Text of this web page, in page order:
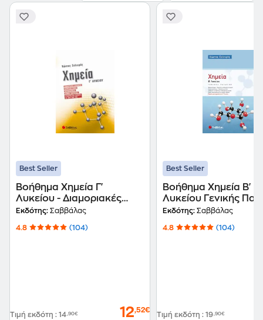
Best Seller
Βοήθημα Χημεία Γ'
Λυκείου - Διαμοριακές
δυνάμεις, Ωσμωτική πίεση,
ταχύτητας
Εκδότης: Σαββάλας
4.8 (104)
Τιμή εκδότη : 14,90€ 12,52€
Best Seller
Βοήθημα Χημεία Β'
Λυκείου Γενικής
Εκδότης: Σαββάλας
4.8 (104)
Τιμή εκδότη : 19,90€